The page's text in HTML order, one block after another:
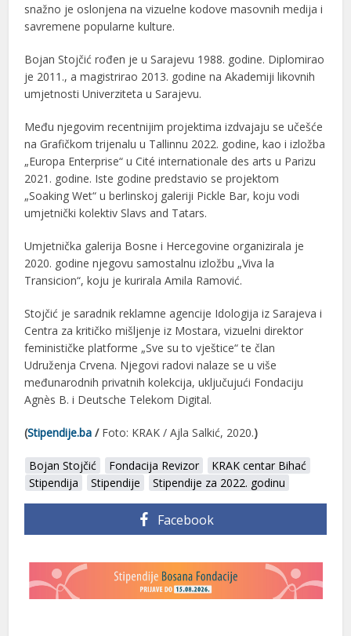
snažno je oslonjena na vizuelne kodove masovnih medija i
savremene popularne kulture.
Bojan Stojčić rođen je u Sarajevu 1988. godine. Diplomirao
je 2011., a magistrirao 2013. godine na Akademiji likovnih
umjetnosti Univerziteta u Sarajevu.
Među njegovim recentnijim projektima izdvajaju se učešće
na Grafičkom trijenalu u Tallinnu 2022. godine, kao i izložba
„Europa Enterprise“ u Cité internationale des arts u Parizu
2021. godine. Iste godine predstavio se projektom
„Soaking Wet“ u berlinskoj galeriji Pickle Bar, koju vodi
umjetnički kolektiv Slavs and Tatars.
Umjetnička galerija Bosne i Hercegovine organizirala je
2020. godine njegovu samostalnu izložbu „Viva la
Transicion“, koju je kuriralaAmila Ramović.
Stojčić je saradnik reklamne agencije Idologija iz Sarajeva i
Centra za kritičko mišljenje iz Mostara, vizuelni direktor
feminističke platforme „Sve su to vještice“ te član
Udruženja Crvena. Njegovi radovi nalaze se u više
međunarodnih privatnih kolekcija, uključujući Fondaciju
Agnès B. i Deutsche Telekom Digital.
(Stipendije.ba / Foto: KRAK / Ajla Salkić, 2020.)
Bojan Stojčić Fondacija Revizor
KRAK centar Bihać
Stipendija
Stipendije Stipendije za 2022. godinu
Facebook